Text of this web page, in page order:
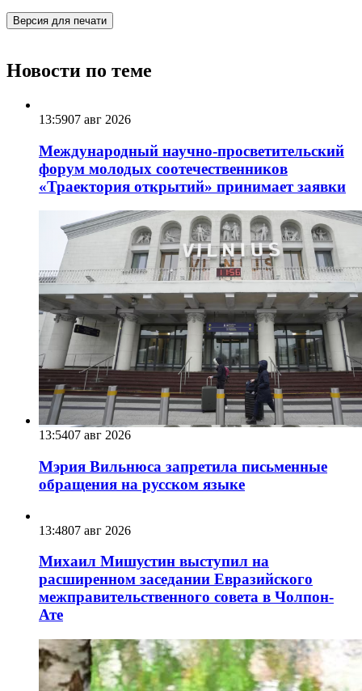
Версия для печати
Новости по теме
13:5907 авг 2026
Международный научно-просветительский
форум молодых соотечественников
«Траектория открытий» принимает заявки
13:5407 авг 2026
Мэрия Вильнюса запретила письменные
обращения на русском языке
13:4807 авг 2026
Михаил Мишустин выступил на
расширенном заседании Евразийского
межправительственного совета в Чолпон-
Ате